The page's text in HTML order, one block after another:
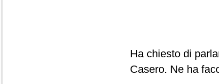
Ha chiesto di
Casero. Ne ha